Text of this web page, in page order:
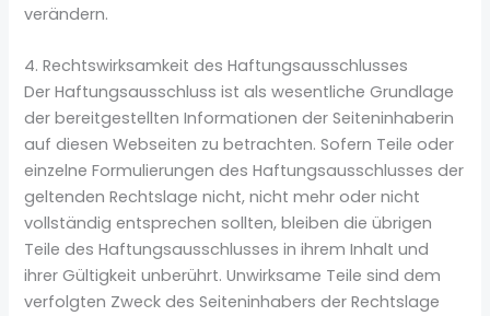
verändern.
4. Rechtswirksamkeit des Haftungsausschlusses
Der Haftungsausschluss ist als wesentliche Grundlage
der bereitgestellten Informationen der Seiteninhaberin
auf diesen Webseiten zu betrachten. Sofern Teile oder
einzelne Formulierungen des Haftungsausschlusses der
geltenden Rechtslage nicht, nicht mehr oder nicht
vollständig entsprechen sollten, bleiben die übrigen
Teile des Haftungsausschlusses in ihrem Inhalt und
ihrer Gültigkeit unberührt. Unwirksame Teile sind dem
verfolgten Zweck des Seiteninhabers der Rechtslage